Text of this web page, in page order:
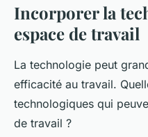
Incorporer la
espace de travail
La technologie peut
efficacité au travail.
technologiques qui
de travail ?